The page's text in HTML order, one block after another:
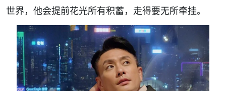
世界，他会提前花光所有积蓄，走得要无所牵挂。